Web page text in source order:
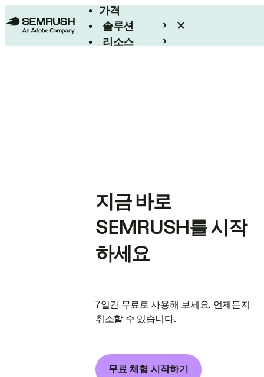
가격
솔루션
리소스
지금 바로
SEMRUSH를 시작
하세요
7일간 무료로 사용해 보세요. 언제든지
취소할 수 있습니다.
무료 체험 시작하기